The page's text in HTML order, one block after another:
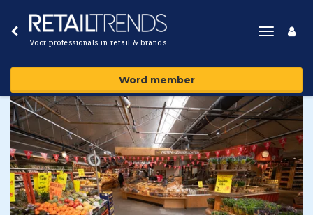
Voor professionals in retail & brands
Toggle
Word member